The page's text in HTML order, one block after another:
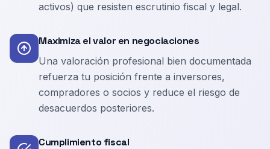
activos) que resisten escrutinio fiscal y legal.
Maximiza el valor en negociaciones
Una valoración profesional bien documentada
refuerza tu posición frente a inversores,
compradores o socios y reduce el riesgo de
desacuerdos posteriores.
Cumplimiento fiscal